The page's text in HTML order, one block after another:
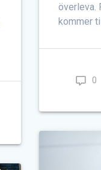
överleva.
kommer
0